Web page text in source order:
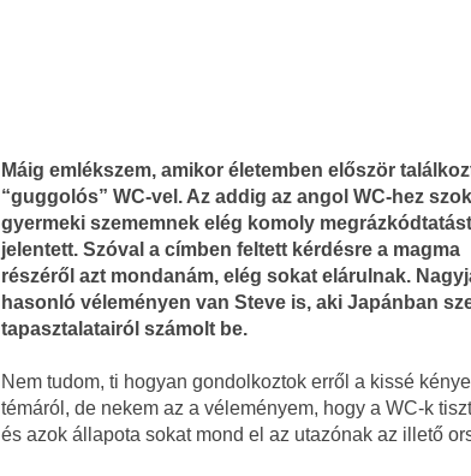
Máig emlékszem, amikor életemben először
“guggolós” WC-vel. Az addig az angol WC-hez
gyermeki szememnek elég komoly megrázkódtatást
jelentett. Szóval a címben feltett kérdésre a magma
részéről azt mondanám, elég sokat elárulnak.
hasonló véleményen van Steve is, aki Japánban
tapasztalatairól számolt be.
Nem tudom, ti hogyan gondolkoztok erről a kissé
témáról, de nekem az a véleményem, hogy a WC-k
és azok állapota sokat mond el az utazónak az illető